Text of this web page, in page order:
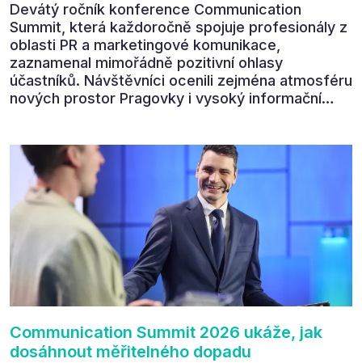
Devátý ročník konference Communication
Summit, která každoročně spojuje profesionály z
oblasti PR a marketingové komunikace,
zaznamenal mimořádně pozitivní ohlasy
účastníků. Návštěvníci ocenili zejména atmosféru
nových prostor Pragovky i vysoký informační
zúčastnit i příštího ročníku. „Příjemná konference,
výborný program, hezké prostory, Daniel Stach
absolutně nejlepší moderátor!!!“ Tak shrnul
Communication Summit jeden z 330 účastníků ve
své zpětné vazbě. Ta potvrdila, co bylo slyšet i
cítit po celý 9. červen v Pragovce – že ročník s
tématem „Od chaosu k dopadu“ se skutečně
povedl.
Communication Summit 2026 ukáže, jak
dosáhnout měřitelného dopadu